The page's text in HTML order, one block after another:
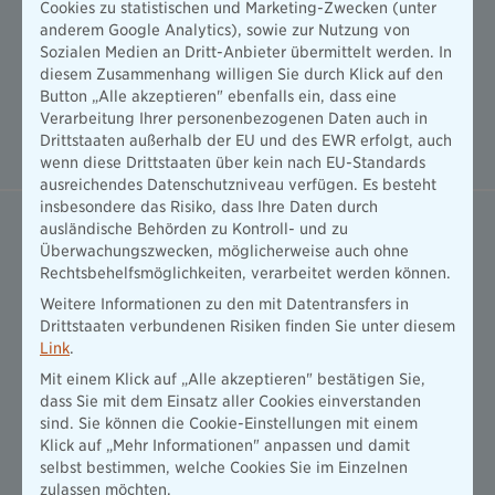
Erfahren Sie mit dem Naturgefahren-
Check des Gesamtverbands
Deutscher Versicherer (GDV), wie
teuer und schwerwiegend
Naturgefahren in Ihrer Region sind.
Zum Naturgefahren-Check
Sind Sie richtig abgesichert?
Machen Sie den
Überflüssigkeitscheck.
Welche Versicherungen brauche ich
wirklich? Mit unserem digitalen Tool
individuellen Bedarfscheck rund um
das Thema Versicherungen
durchführen.
Zum Überflüssigkeitscheck
Cookies zu statistischen und Marketing-Zwecken (unter
anderem Google Analytics), sowie zur Nutzung von
Sozialen Medien an Dritt-Anbieter übermittelt werden. In
diesem Zusammenhang willigen Sie durch Klick auf den
Button „Alle akzeptieren" ebenfalls ein, dass eine
Verarbeitung Ihrer personenbezogenen Daten auch in
Drittstaaten außerhalb der EU und des EWR erfolgt, auch
wenn diese Drittstaaten über kein nach EU-Standards
ausreichendes Datenschutzniveau verfügen. Es besteht
insbesondere das Risiko, dass Ihre Daten durch
ausländische Behörden zu Kontroll- und zu
Überwachungszwecken, möglicherweise auch ohne
Rechtsbehelfsmöglichkeiten, verarbeitet werden können.
Weitere Informationen zu den mit Datentransfers in
Drittstaaten verbundenen Risiken finden Sie unter diesem
Link.
Mit einem Klick auf „Alle akzeptieren" bestätigen Sie,
dass Sie mit dem Einsatz aller Cookies einverstanden
sind. Sie können die Cookie-Einstellungen mit einem
Klick auf „Mehr Informationen" anpassen und damit
selbst bestimmen, welche Cookies Sie im Einzelnen
zulassen möchten.